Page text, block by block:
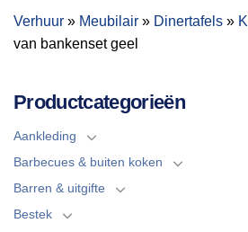
Verhuur » Meubilair » Dinertafels »
van bankenset geel
Productcategorieën
Aankleding
Barbecues & buiten koken
Barren & uitgifte
Bestek